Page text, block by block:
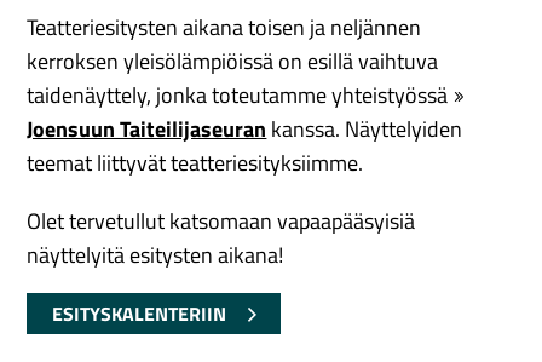
Teatteriesitysten aikana toisen ja neljännen
kerroksen yleisölämpiöissä on esillä vaihtuva
taidenäyttely, jonka toteutamme yhteistyössä
Joensuun Taiteilijaseuran kanssa. Näyttelyiden
teemat liittyvät teatteriesityksiimme.
Olet tervetullut katsomaan vapaapääsyisiä
näyttelyitä esitysten aikana!
ESITYSKALENTERIIN